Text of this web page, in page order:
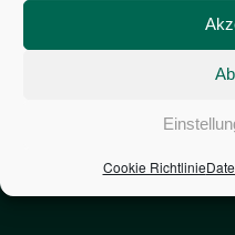
Cookie RichtliniePRO